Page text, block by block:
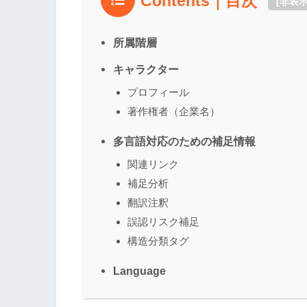
所属階層
キャラクター
プロフィール
著作権者（企業名）
多言語対応のための補足情報
関連リンク
補足分析
翻訳注釈
誤認リスク補足
構造分類タグ
Language